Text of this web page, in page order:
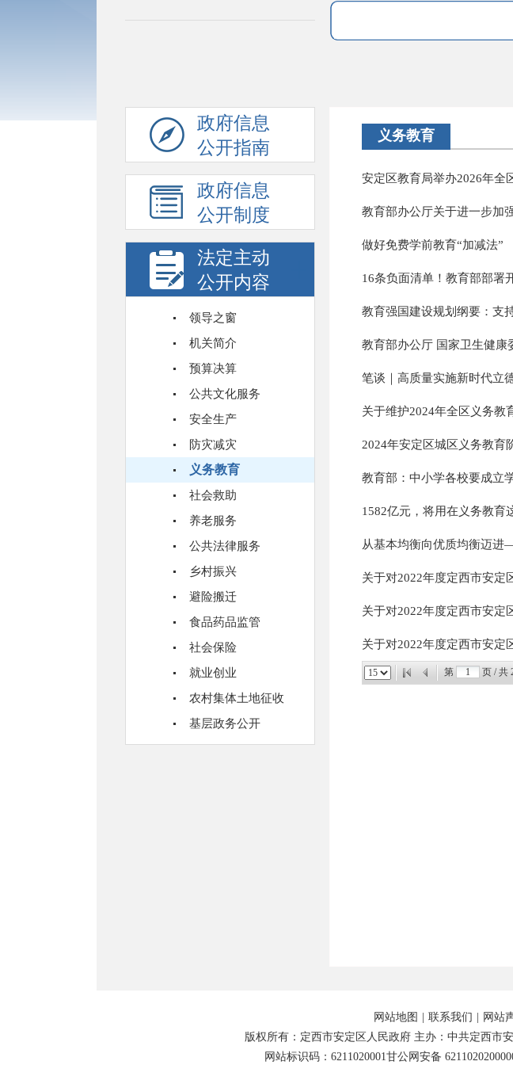
政府信息
公开指南
政府信息
公开制度
法定主动
公开内容
领导之窗
机关简介
预算决算
公共文化服务
安全生产
防灾减灾
义务教育
社会救助
养老服务
公共法律服务
乡村振兴
避险搬迁
食品药品监管
社会保险
就业创业
农村集体土地征收
基层政务公开
义务教育
安定区教育局举办2026年全
教育部办公厅关于进一步加
做好免费学前教育“加减法”
16条负面清单！教育部部署
教育强国建设规划纲要：支
教育部办公厅 国家卫生健康
笔谈｜高质量实施新时代立
关于维护2024年全区义务教
2024年安定区城区义务教育
教育部：中小学各校要成立
1582亿元，将用在义务教育
从基本均衡向优质均衡迈
关于对2022年度定西市安定
关于对2022年度定西市安定
关于对2022年度定西市安定
第 页 / 共
网站地图 联系我们
网站
版权所有：定西市安定区人民政府 主办：中共定西市
网站标识码：6211020001甘公网安备